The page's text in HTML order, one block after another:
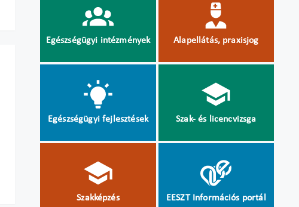
Egészségügyi intézmények Alapellátás, praxisjog
Egészségügyi fejlesztések Szak- és licencvizsga
Szakképzés EESZT Információs portál